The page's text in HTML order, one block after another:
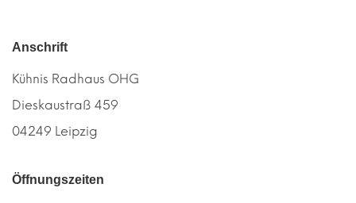
Anschrift
Kühnis Radhaus OHG
Dieskaustraß 459
04249 Leipzig
Öffnungszeiten